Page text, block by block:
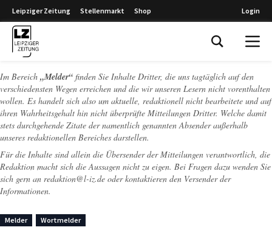
Leipziger Zeitung Stellenmarkt Shop Login
Im Bereich „Melder“ finden Sie Inhalte Dritter, die uns tagtäglich auf den
verschiedensten Wegen erreichen und die wir unseren Lesern nicht vorenthalten
wollen. Es handelt sich also um aktuelle, redaktionell nicht bearbeitete und auf
ihren Wahrheitsgehalt hin nicht überprüfte Mitteilungen Dritter. Welche damit
stets durchgehende Zitate der namentlich genannten Absender außerhalb
unseres redaktionellen Bereiches darstellen.
Für die Inhalte sind allein die Übersender der Mitteilungen verantwortlich, die
Redaktion macht sich die Aussagen nicht zu eigen. Bei Fragen dazu wenden Sie
sich gern an redaktion@l-iz.de oder kontaktieren den Versender der
Informationen.
Melder Wortmelder